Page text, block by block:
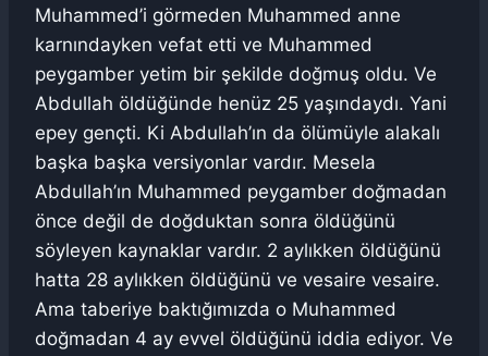
Muhammed’i görmeden Muhammed anne
karnındayken vefat etti ve Muhammed
peygamber yetim bir şekilde doğmuş oldu. Ve
Abdullah öldüğünde henüz 25 yaşındaydı. Yani
epey gençti. Ki Abdullah’ın da ölümüyle alakalı
başka başka versiyonlar vardır. Mesela
Abdullah’ın Muhammed peygamber doğmadan
önce değil de doğduktan sonra öldüğünü
söyleyen kaynaklar vardır. 2 aylıkken öldüğünü
hatta 28 aylıkken öldüğünü ve vesaire vesaire.
Ama taberiye baktığımızda o Muhammed
doğmadan 4 ay evvel öldüğünü iddia ediyor. Ve